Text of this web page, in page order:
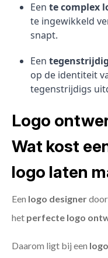
Een te complex
te ingewikkeld
snapt.
Een
op de identiteit
tegenstrijdigs
Logo
Wat kost
logo laten
Een logo designer
het perfecte logo
Daarom ligt bij een